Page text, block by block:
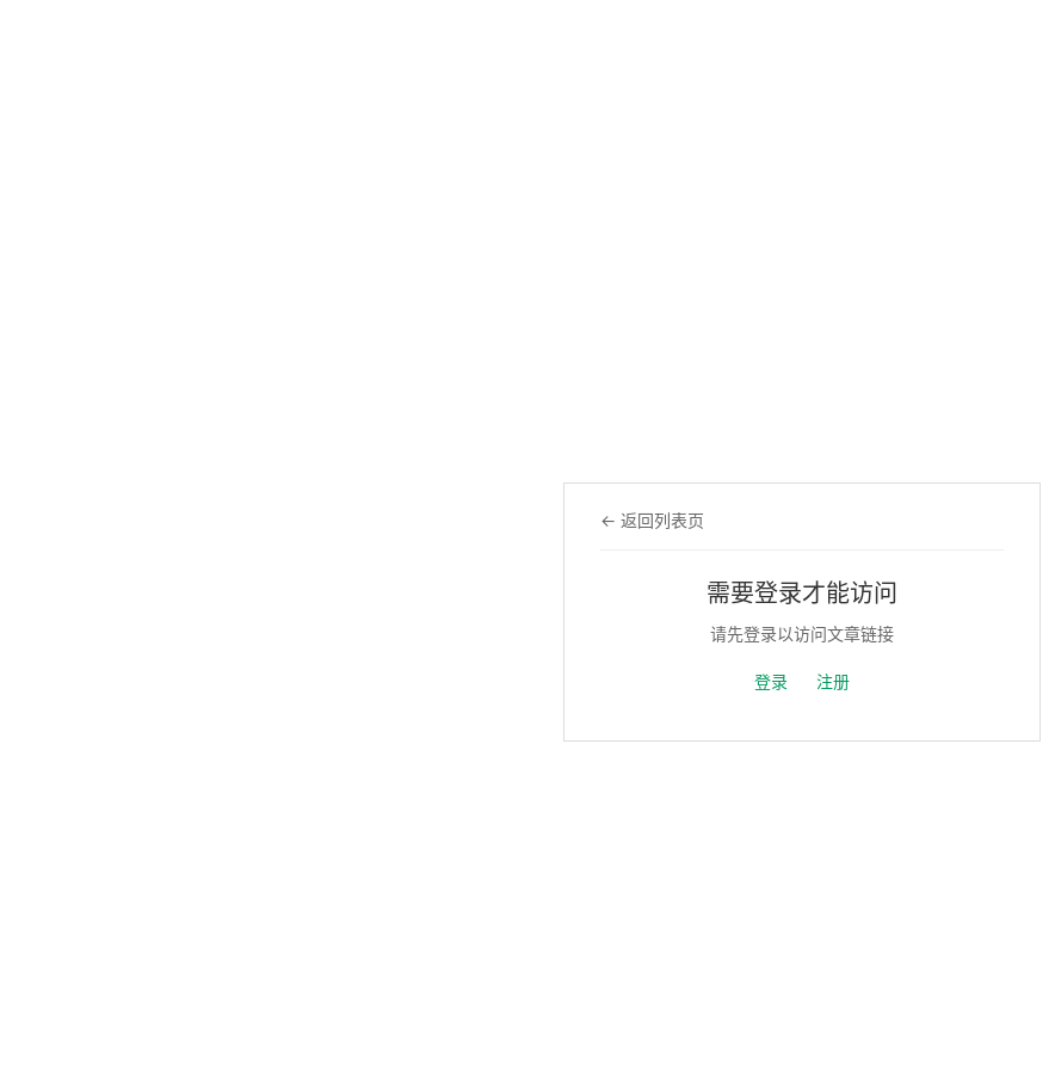
← 返回列表页
需要登录才能访问
请先登录以访问文章链接
登录 注册